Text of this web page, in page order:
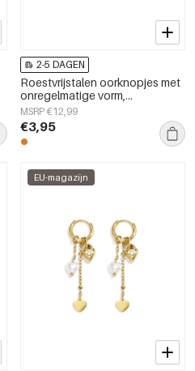
2-5 DAGEN
Roestvrijstalen oorknopjes met
onregelmatige vorm,
eenvoudige, alledaagse serie,
dames sieraden
MSRP €12,99
€3,95
EU-magazijn